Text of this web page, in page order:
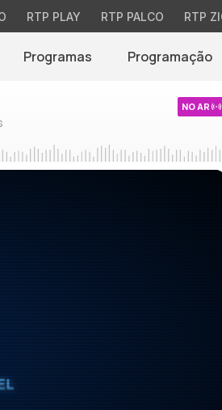
RTP PLAY RTP PALCO RTP
Programas Programação
NO AR